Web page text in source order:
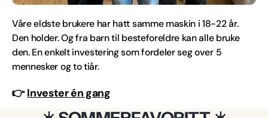
Våre eldste brukere har hatt samme maskin i 18-22 år.
Den holder. Og fra barn til besteforeldre kan alle bruke
den. En enkelt investering som fordeler seg over 5
mennesker og to tiår.
👉Invester én gang